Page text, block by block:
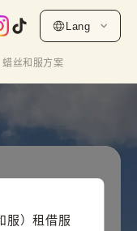
Lang
蜡丝和服方案
服）租借服